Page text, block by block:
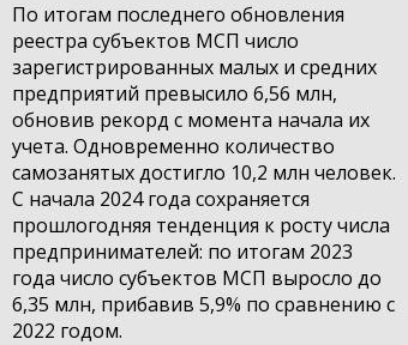
По итогам последнего обновления
реестра субъектов МСП число
зарегистрированных малых и средних
предприятий превысило 6,56 млн,
обновив рекорд с момента начала их
учета. Одновременно количество
самозанятых достигло 10,2 млн человек.
С начала 2024 года сохраняется
прошлогодняя тенденция к росту числа
предпринимателей: по итогам 2023
года число субъектов МСП выросло до
6,35 млн, прибавив 5,9% по сравнению с
2022 годом.